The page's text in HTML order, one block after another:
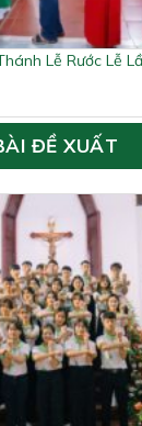
Lễ Rước Lễ
ĐỀ XUẤT